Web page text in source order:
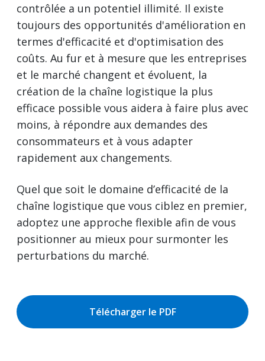
contrôlée a un potentiel illimité. Il existe
toujours des opportunités d'amélioration en
termes d'efficacité et d'optimisation des
coûts. Au fur et à mesure que les entreprises
et le marché changent et évoluent, la
création de la chaîne logistique la plus
efficace possible vous aidera à faire plus avec
moins, à répondre aux demandes des
consommateurs et à vous adapter
rapidement aux changements.
Quel que soit le domaine d’efficacité de la
chaîne logistique que vous ciblez en premier,
adoptez une approche flexible afin de vous
positionner au mieux pour surmonter les
perturbations du marché.
Télécharger le PDF